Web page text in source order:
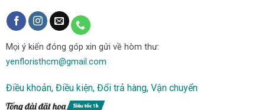
Mọi ý kiến đóng góp xin gửi về hòm thư:
yenfloristhcm@gmail.com
Điều khoản, Điều kiện, Đổi trả hàng, Vận chuyển